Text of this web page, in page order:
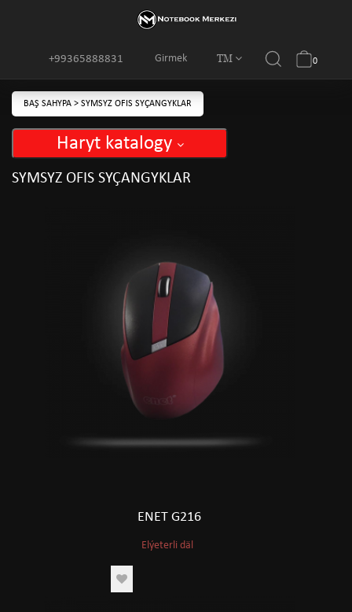
Girmek TM
+99365888831 0
BAŞ SAHYPA > SYMSYZ OFIS SYÇANGYKLAR
Haryt katalogy
SYMSYZ OFIS SYÇANGYKLAR
ENET G216
Elýeterli däl